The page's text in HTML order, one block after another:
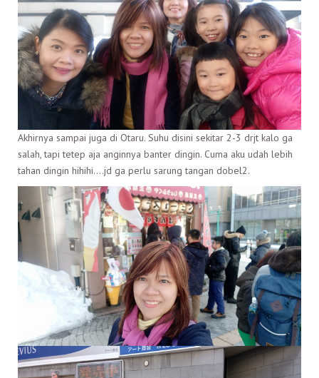
Akhirnya sampai juga di Otaru. Suhu disini sekitar 2-3 drjt kalo ga
salah, tapi tetep aja anginnya banter dingin. Cuma aku udah lebih
tahan dingin hihihi….jd ga perlu sarung tangan dobel2.